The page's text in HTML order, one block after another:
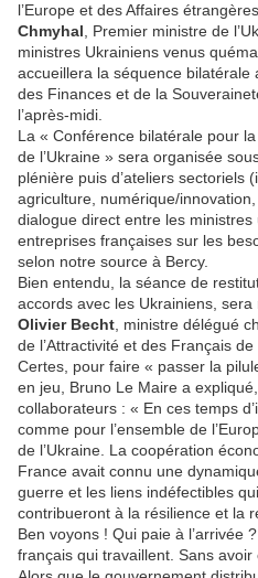
l’Europe et des Affaires
Chmyhal , Premier ministre de
ministres Ukrainiens venus
accueillera la séquence bilatérale
des Finances et de la
l’après-midi.
La « Conférence bilatérale pour
de l’Ukraine » sera organisée
plénière puis d’ateliers sectoriels
agriculture, numérique/
dialogue direct entre les
entreprises françaises sur les
selon notre source à Bercy.
Bien entendu, la séance de
accords avec les Ukrainiens,
Olivier Becht , ministre délégué
de l’Attractivité et des Français de
Certes, pour faire « passer la
en jeu, Bruno Le Maire a
collaborateurs : « En ces temps
comme pour l’ensemble de
de l’Ukraine. La coopération
France avait connu une
guerre et les liens indéfectibles
contribueront à la résilience et la
Ben voyons ! Qui paie à l’arrivée
français qui travaillent. Sans